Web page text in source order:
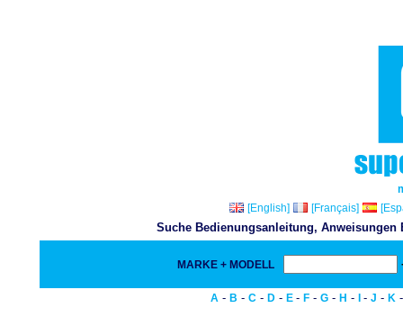
[English]
[Français]
Suche Bedienungsanleitung,
MARKE + MODELL
A - B - C - D - E - F - G - H - - J - K